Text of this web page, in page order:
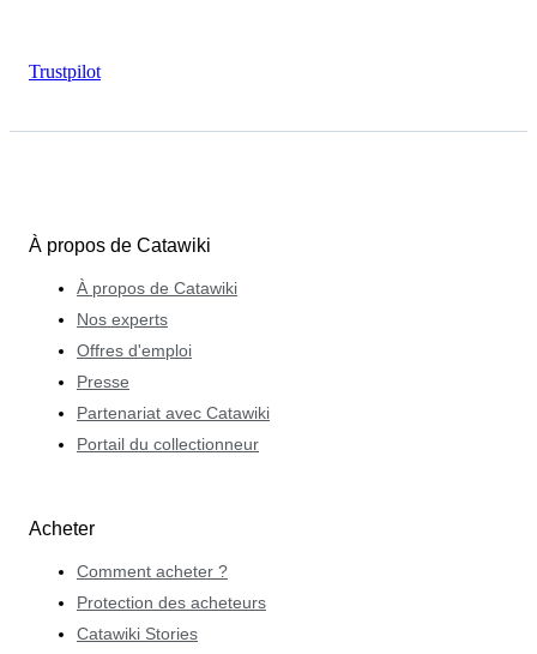
Trustpilot
À propos de Catawiki
À propos de Catawiki
Nos experts
Offres d'emploi
Presse
Partenariat avec Catawiki
Portail du collectionneur
Acheter
Comment acheter ?
Protection des acheteurs
Catawiki Stories